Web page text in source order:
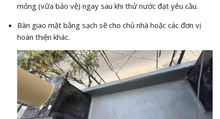
mỏng (vữa bảo vệ) ngay sau khi thử nước đạt yêu cầu.
Bàn giao mặt bằng sạch sẽ cho chủ nhà hoặc các đơn vị
hoàn thiện khác.